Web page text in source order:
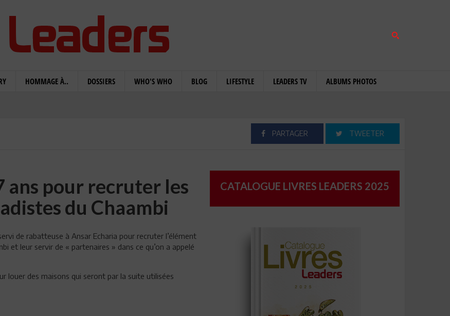
HOMMAGE À.. DOSSIERS WHO'S WHO BLOG LIFESTYLE LEADERS TV ALBUMS PHOTOS
PARTAGER TWEETER
ans pour recruter les
du Chaambi
de rabatteuse à Ansar Echaria pour recruter l’élément
et leur servir de « partenaires » dans ce qu’on a appelé
louer des maisons qui seront par la suite utilisées
CATALOGUE LIVRES LEADERS 2025